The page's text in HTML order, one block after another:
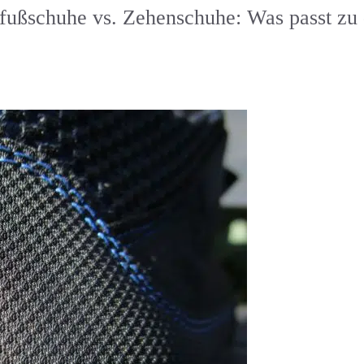
vs. Zehenschuhe: Was passt